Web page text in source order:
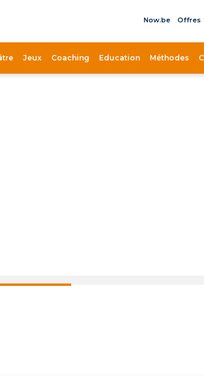
Now.be Offres
Jeux Coaching Education Méthodes